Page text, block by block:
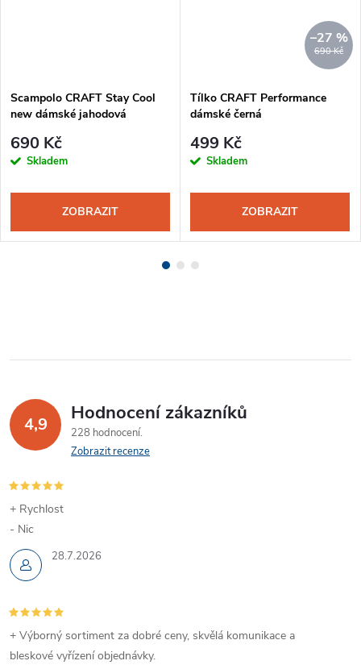
Scampolo CRAFT Stay Cool
new dámské jahodová
690 Kč
Skladem
ZOBRAZIT
690 Kč
–27 %
Tílko CRAFT Performance
dámské černá
499 Kč
Skladem
ZOBRAZIT
4,9 Hodnocení zákazníků
228 hodnocení
Zobrazit recenze
28.7.2026
+ Rychlost
- Nic
+ Výborný sortiment za dobré ceny, skvělá komunikace a
bleskové vyřízení objednávky.